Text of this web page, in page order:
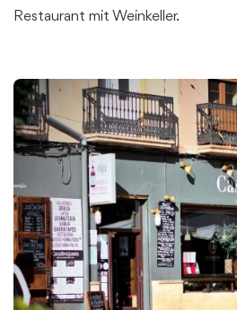
Restaurant mit Weinkeller.